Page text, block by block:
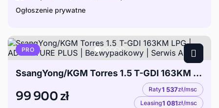
Ogłoszenie prywatne
PRO
SsangYong/KGM Torres 1.5 T-GDI 163KM LPG | ADVENTURE PLUS | Bezwypadkowy | Serwis ASO
99 900 zł Raty1 537zł/msc
Leasing1 081zł/msc